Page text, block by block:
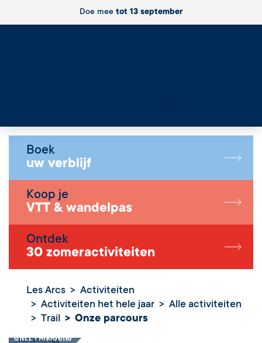
Doe mee tot 13 september
Boek
uw verblijf
Koop je
VTT & wandelpas
Ontdek
30 zomeractiviteiten
Les Arcs
Activiteiten
Activiteiten het hele jaar
Alle activiteiten
Trail
Onze parcours
Onze parcours